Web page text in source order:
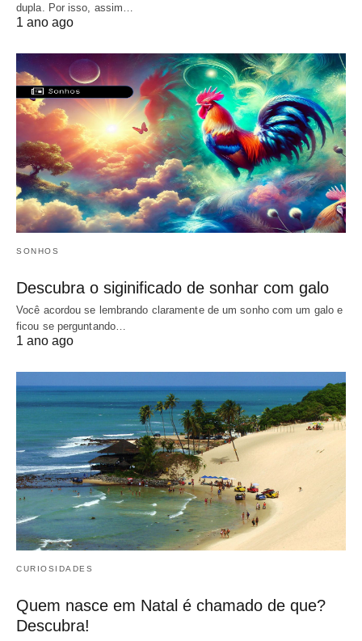
dupla. Por isso, assim…
1 ano ago
SONHOS
Descubra o siginificado de sonhar com galo
Você acordou se lembrando claramente de um sonho com um galo e
ficou se perguntando…
1 ano ago
CURIOSIDADES
Quem nasce em Natal é chamado de que?
Descubra!